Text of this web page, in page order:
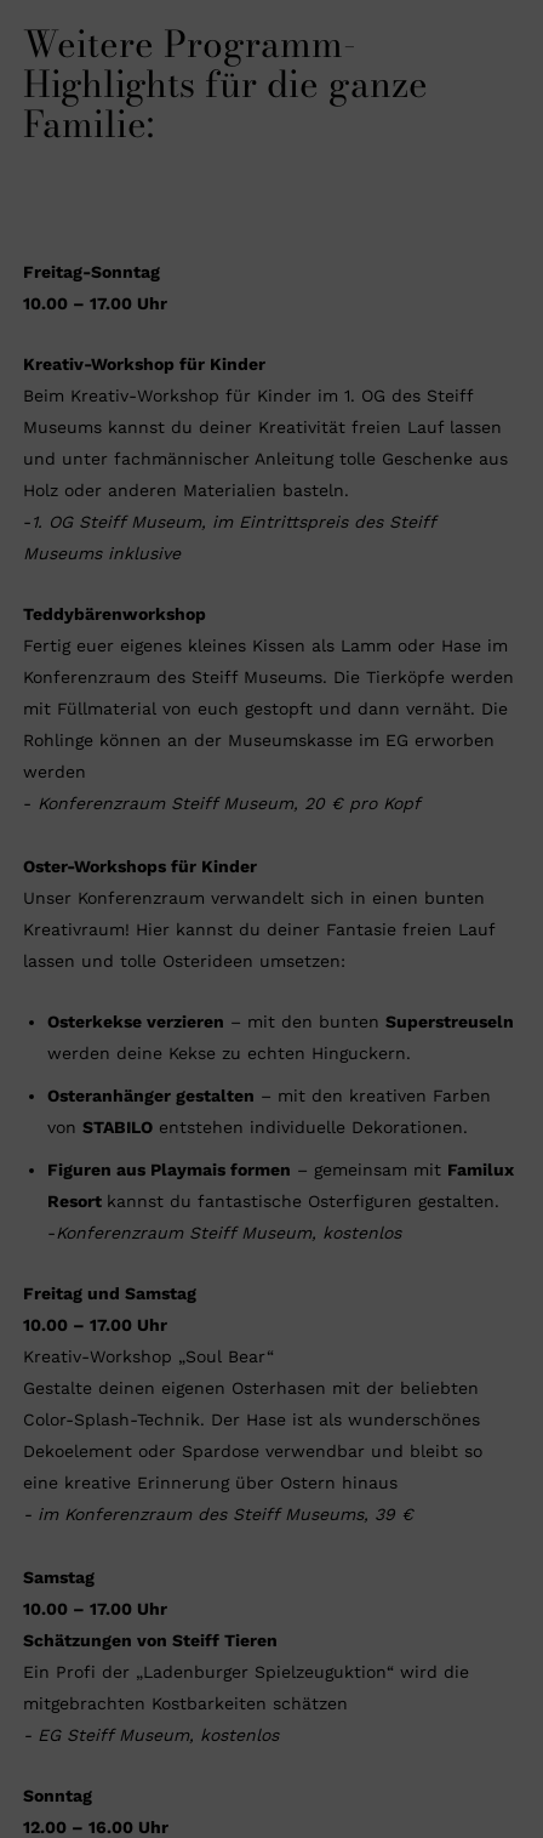
Weitere Programm-
Highlights für die ganze
Familie:
Freitag-Sonntag
10.00 – 17.00 Uhr
Kreativ-Workshop für Kinder
Beim Kreativ-Workshop für Kinder im 1. OG des Steiff
Museums kannst du deiner Kreativität freien Lauf lassen
und unter fachmännischer Anleitung tolle Geschenke aus
Holz oder anderen Materialien basteln.
-1. OG Steiff Museum, im Eintrittspreis des Steiff
Museums inklusive
Teddybärenworkshop
Fertig euer eigenes kleines Kissen als Lamm oder Hase im
Konferenzraum des Steiff Museums. Die Tierköpfe werden
mit Füllmaterial von euch gestopft und dann vernäht. Die
Rohlinge können an der Museumskasse im EG erworben
werden
- Konferenzraum Steiff Museum, 20 € pro Kopf
Oster-Workshops für Kinder
Unser Konferenzraum verwandelt sich in einen bunten
Kreativraum! Hier kannst du deiner Fantasie freien Lauf
lassen und tolle Osterideen umsetzen:
Osterkekse verzieren – mit den buntenSuperstreuseln
werden deine Kekse zu echten Hinguckern.
Osteranhänger gestalten – mit den kreativen Farben
vonSTABILO entstehen individuelle Dekorationen.
Figuren aus Playmais formen – gemeinsam mit Familux
Resort kannst du fantastische Osterfiguren gestalten.
-Konferenzraum Steiff Museum, kostenlos
Freitag und Samstag
10.00 – 17.00 Uhr
Kreativ-Workshop „Soul Bear“
Gestalte deinen eigenen Osterhasen mit der beliebten
Color-Splash-Technik. Der Hase ist als wunderschönes
Dekoelement oder Spardose verwendbar und bleibt so
eine kreative Erinnerung über Ostern hinaus
- im Konferenzraum des Steiff Museums, 39 €
Samstag
10.00 – 17.00 Uhr
Schätzungen von Steiff Tieren
Ein Profi der „Ladenburger Spielzeuguktion“ wird die
mitgebrachten Kostbarkeiten schätzen
- EG Steiff Museum, kostenlos
Sonntag
12.00 – 16.00 Uhr